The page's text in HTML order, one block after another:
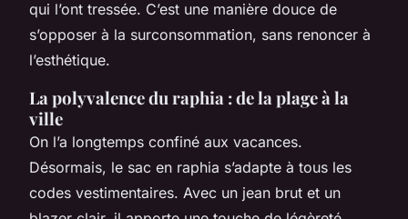
qui l’ont tressée. C’est une manière douce de
s’opposer à la surconsommation, sans renoncer à
l’esthétique.
La polyvalence du raphia : de la plage à la
ville
On l’a longtemps confiné aux vacances.
Désormais, le sac en raphia s’adapte à tous les
codes vestimentaires. Avec un jean brut et un